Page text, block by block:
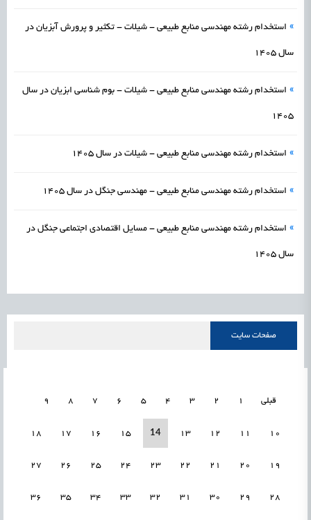
» استخدام رشته مهندسی منابع طبیعی - شیلات - تکثیر و پرورش آبزیان در
سال 1405
» استخدام رشته مهندسی منابع طبیعی - شیلات - بوم شناسی ابزیان در سال
1405
» استخدام رشته مهندسی منابع طبیعی - شیلات در سال 1405
» استخدام رشته مهندسی منابع طبیعی - مهندسی جنگل در سال 1405
» استخدام رشته مهندسی منابع طبیعی - مسایل اقتصادی اجتماعی جنگل در
سال 1405
صفحات سایت
قبلی 1
2
3
4
5
6
7
8
9
10
11
12
13
14
15
16
17
18
19
20
21
22
23
24
25
26
27
28
29
30
31
32
33
34
35
36